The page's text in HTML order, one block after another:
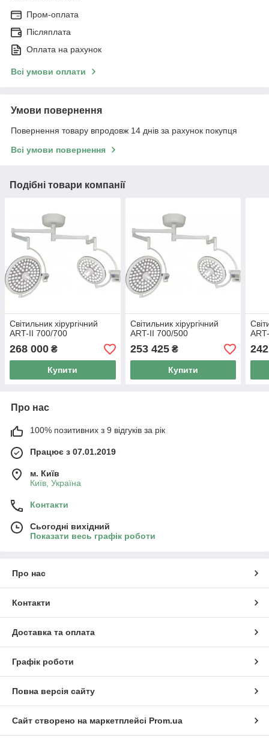
Пром-оплата
Післяплата
Оплата на рахунок
Всі умови оплати
Умови повернення
Повернення товару впродовж 14 днів за рахунок покупця
Всі умови повернення
Подібні товари компанії
Світильник хірургічний
ART-II 700/700
268 000 ₴
Купити
Світильник хірургічний
ART-II 700/500
253 425₴
Купити
Про нас
100% позитивних з 9 відгуків за рік
Працює з 07.01.2019
м. Київ
Київ, Україна
Контакти
Сьогодні вихідний
Показати весь графік роботи
Про нас
Контакти
Доставка та оплата
Графік роботи
Повна версія сайту
Сайт створено на маркетплейсі Prom.ua